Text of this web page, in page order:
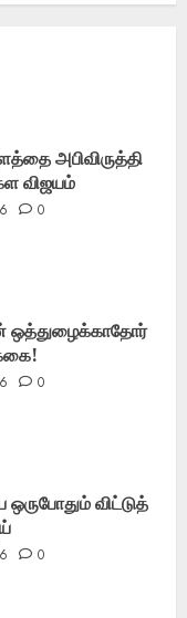
அபிவிருத்தி
விஜயம்
0
ஒத்துழைக்காதோர்
0
ஒருபோதும் விட்டுத்
0